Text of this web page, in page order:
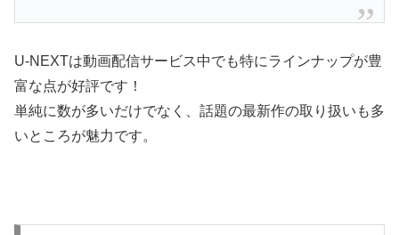
U-NEXTは動画配信サービス中でも特にラインナップが豊
富な点が好評です！
単純に数が多いだけでなく、話題の最新作の取り扱いも多
いところが魅力です。